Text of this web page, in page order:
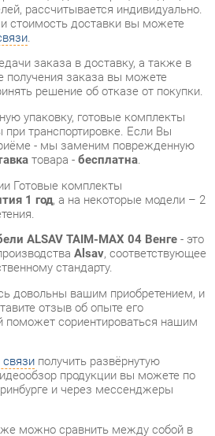
заказа вы можете
решение об отказе от покупки.
упаковку, готовые комплекты
транспортировке. Если Вы
- мы заменим поврежденную
товара -бесплатна.
комплекты
1 год, а на некоторые модели – 2
ALSAV TAIM-MAX 04 Венге
стандарту.
довольны вашим приобретением, и
сориентироваться нашим
получить развёрнутую
продукции вы можете по
и через мессенджеры
можно сравнить между собой в
офисной мебели ALSAV
забрав его с нашего
Полный список
на странице контактов